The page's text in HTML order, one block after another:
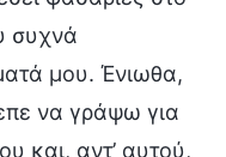
συχνά
μου. Ένιωθα,
να γράψω για
και, αντ’ αυτού,